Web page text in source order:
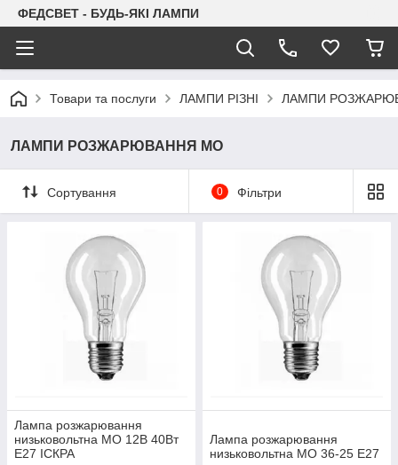
ФЕДСВЕТ - БУДЬ-ЯКІ ЛАМПИ
Товари та послуги ЛАМПИ РІЗНІ ЛАМПИ
ЛАМПИ РОЗЖАРЮВАННЯ МО
Сортування 0 Фільтри
Лампа розжарювання
низьковольтна МО 12В 40Вт
Е27 ІСКРА
Лампа розжарювання
низьковольтна МО 36-25 Е27